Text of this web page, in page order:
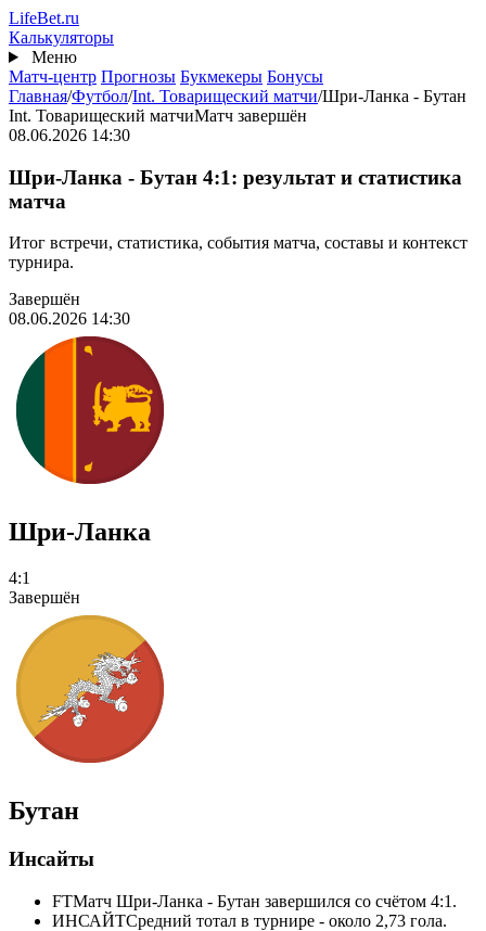
Перейти
к
основному
содержанию
LifeBet.ru
Калькуляторы
Меню
Матч-центр Прогнозы Букмекеры Бонусы
Главная/Футбол/Int. Товарищеский матчи/Шри-Ланка - Бутан
Int. Товарищеский матчиМатч завершён
08.06.2026 14:30
Шри-Ланка - Бутан 4:1: результат и статистика
матча
Итог встречи, статистика, события матча, составы и контекст
турнира.
Завершён
08.06.2026 14:30
Шри-Ланка
4:1
Завершён
Бутан
Инсайты
FTМатч Шри-Ланка - Бутан завершился со счётом 4:1.
ИНСАЙТСредний тотал в турнире - около 2,73 гола.